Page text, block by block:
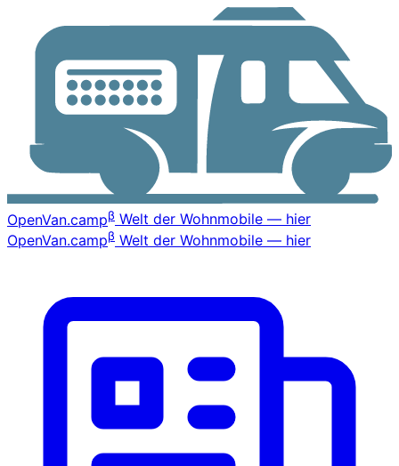
OpenVan.campβ Welt der Wohnmobile — hier
OpenVan.campβ Welt der Wohnmobile — hier